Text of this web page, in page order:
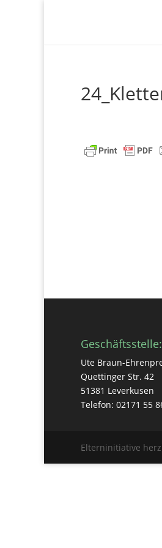
Geschäftsstelle:
Ute Braun-
Quettinger Str. 42
51381 Leverkusen
Telefon: 02171 55
Elterninitiative